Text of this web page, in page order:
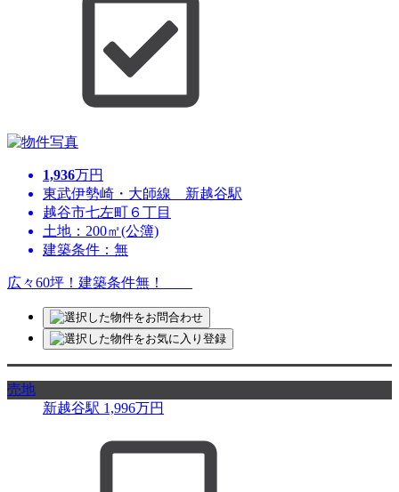
1,936万円
東武伊勢崎・大師線 新越谷駅
越谷市七左町６丁目
土地：200㎡(公簿)
建築条件：無
広々60坪！建築条件無！
売地
新越谷駅 1,996万円